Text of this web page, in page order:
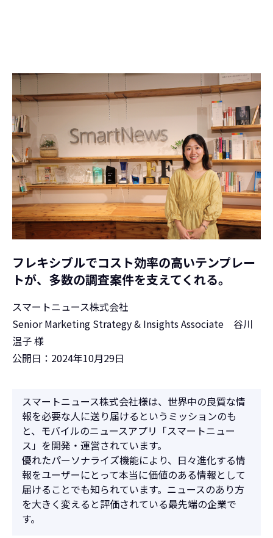
フレキシブルでコスト効率の高いテンプレー
トが、多数の調査案件を支えてくれる。
スマートニュース株式会社
Senior Marketing Strategy & Insights Associate 谷川
温子 様
公開日：2024年10月29日
スマートニュース株式会社様は、世界中の良質な情
報を必要な人に送り届けるというミッションのも
と、モバイルのニュースアプリ「スマートニュー
ス」を開発・運営されています。
優れたパーソナライズ機能により、日々進化する情
報をユーザーにとって本当に価値のある情報として
届けることでも知られています。ニュースのあり方
を大きく変えると評価されている最先端の企業で
す。